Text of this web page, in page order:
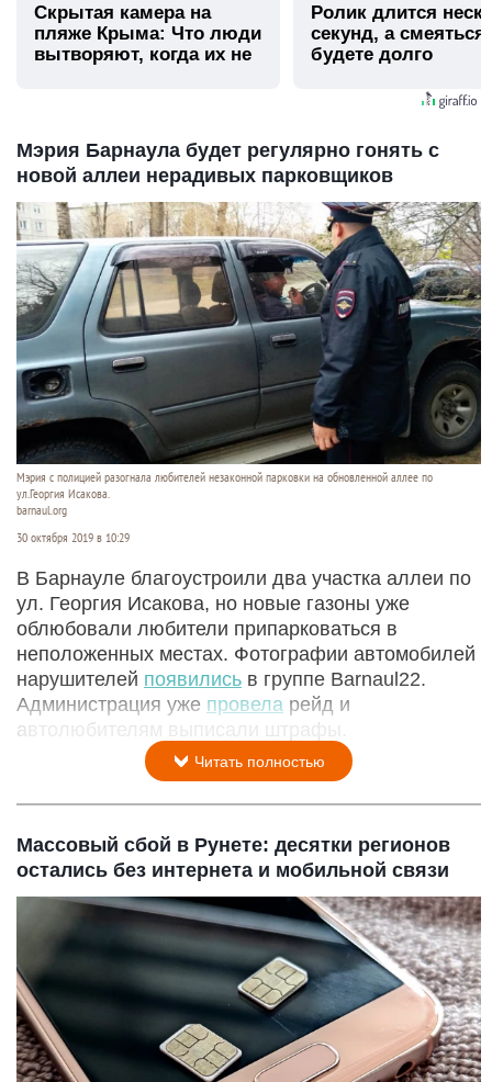
Скрытая камера на
пляже Крыма: Что люди
вытворяют, когда их не
Ролик длится
секунд, а
будете долго
Мэрия Барнаула будет регулярно гонять с
новой аллеи нерадивых парковщиков
Мэрия с полицией разогнала любителей незаконной парковки на обновленной аллее по
ул.Георгия Исакова.
barnaul.org
30 октября 2019 в 10:29
В Барнауле благоустроили два участка аллеи по
ул. Георгия Исакова, но новые газоны уже
облюбовали любители припарковаться в
неположенных местах. Фотографии автомобилей
нарушителей появились в группе Barnaul22.
Администрация уже провела рейд и
автолюбителям выписали штрафы.
Читать полностью
Массовый сбой в Рунете: десятки регионов
остались без интернета и мобильной связи